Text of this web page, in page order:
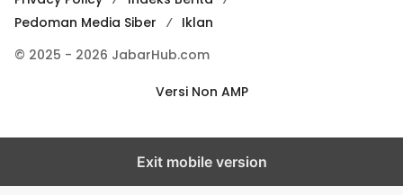
Pedoman Media Siber
Iklan
© 2025 - 2026 JabarHub.com
Versi Non AMP
Exit mobile version